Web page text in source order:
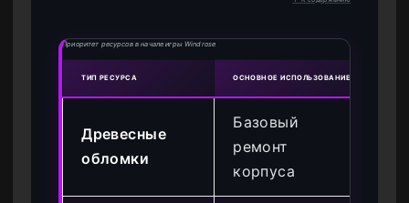
Приоритет ресурсов в начале игры Windrose
ТИП РЕСУРСА ОСНОВНОЕ ИСПОЛЬЗОВАНИЕ
Древесные
обломки
Базовый
ремонт
корпуса